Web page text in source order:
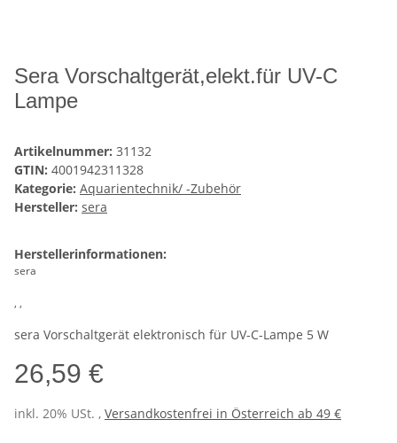
Sera Vorschaltgerät,elekt.für UV-C
Lampe
Artikelnummer: 31132
GTIN: 4001942311328
Kategorie: Aquarientechnik/ -Zubehör
Hersteller: sera
Herstellerinformationen:
sera
, ,
sera Vorschaltgerät elektronisch für UV-C-Lampe 5 W
26,59 €
inkl. 20% USt. , Versandkostenfrei in Österreich ab 49 €